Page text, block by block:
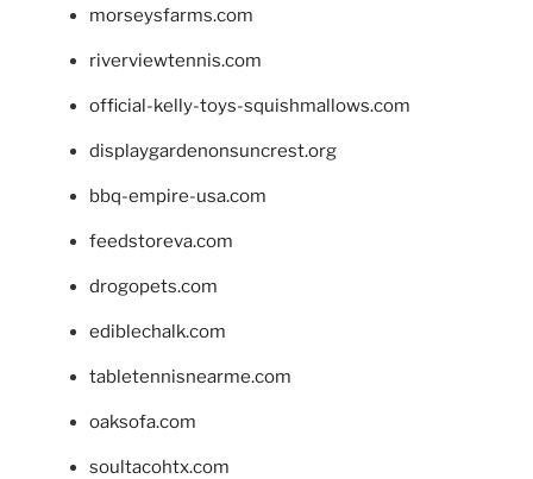
morseysfarms.com
riverviewtennis.com
official-kelly-toys-squishmallows.com
displaygardenonsuncrest.org
bbq-empire-usa.com
feedstoreva.com
drogopets.com
ediblechalk.com
tabletennisnearme.com
oaksofa.com
soultacohtx.com